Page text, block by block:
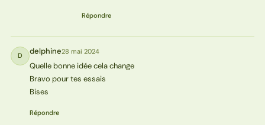
Répondre
D delphine28 mai 2024
Quelle bonne idée cela change
Bravo pour tes essais
Bises
Répondre